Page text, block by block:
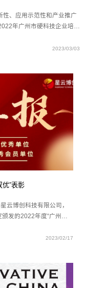
、应用示范性和产业推广
年广州市硬科技企业培育
有限公司董事长黄成等领
2023/03/03
”表彰
云博创科技有限公司，
发的2022年度“广州市
州市委网络安全和信息
2023/02/17